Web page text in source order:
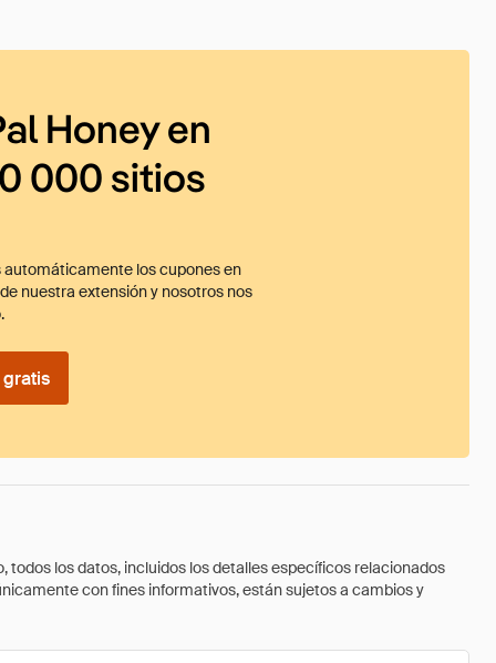
Honey en
000 sitios
automáticamente los cupones en
nuestra extensión y nosotros nos
los datos, incluidos los detalles específicos relacionados
con fines informativos, están sujetos a cambios y